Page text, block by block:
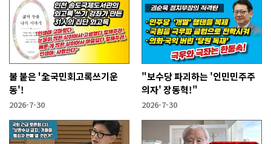
불 붙은 '全국민회고록쓰기운
동'!
2026-7-30
"보수당 파괴하는 '인민민주주
의자' 장동혁!"
2026-7-30